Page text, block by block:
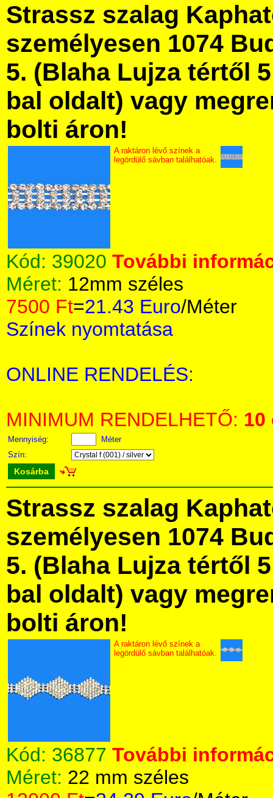
Strassz szalag
személyesen 1074
5. (Blaha Lujza tértől
bal oldalt) vagy
bolti áron!
A raktáron lévő színek a
legördülő sávban találhatóak.
Kód: 39020 További
Méret: 12mm széles
7500 Ft=21.43 Euro/Méter
Színek nyomtatása
ONLINE RENDELÉS:
MINIMUM RENDELHETŐ: 10
Mennyiség:
Méter
Szín:
Kosárba
Strassz szalag
személyesen 1074
5. (Blaha Lujza tértől
bal oldalt) vagy
bolti áron!
A raktáron lévő színek a
legördülő sávban találhatóak.
Kód: 36877 További
Méret: 22 mm széles